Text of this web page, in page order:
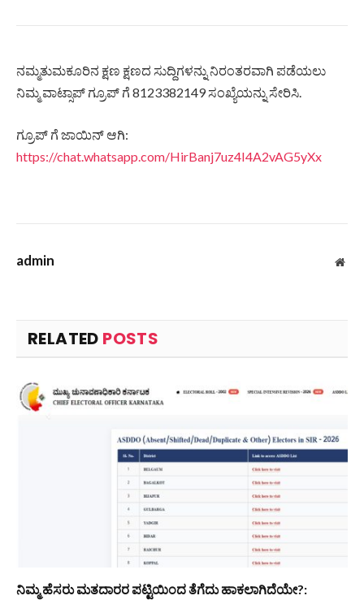
ನಮ್ಮತುಮಕೂರಿನ ಕ್ಷಣ ಕ್ಷಣದ ಸುದ್ದಿಗಳನ್ನು ನಿರಂತರವಾಗಿ ಪಡೆಯಲು
ನಿಮ್ಮ ವಾಟ್ಸಾಪ್ ಗ್ರೂಪ್ ಗೆ 8123382149 ಸಂಖ್ಯೆಯನ್ನು ಸೇರಿಸಿ.
ಗ್ರೂಪ್ ಗೆ ಜಾಯಿನ್ ಆಗಿ:
https://chat.whatsapp.com/HirBanj7uz4I4A2vAG5yXx
admin
RELATED POSTS
ನಿಮ್ಮ ಹೆಸರು ಮತದಾರರ ಪಟ್ಟಿಯಿಂದ ತೆಗೆದು ಹಾಕಲಾಗಿದೆಯೇ?: